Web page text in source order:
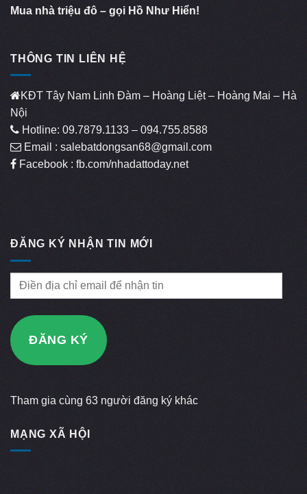
Mua nhà triệu đô – gọi Hồ Như Hiển!
THÔNG TIN LIÊN HỆ
KĐT Tây Nam Linh Đàm – Hoàng Liệt – Hoàng Mai – Hà
Nội
Hotline: 09.7879.1133 – 094.755.8588
Email : salebatdongsan68@gmail.com
Facebook : fb.com/nhadattoday.net
ĐĂNG KÝ NHẬN TIN MỚI
Điền
email
để
nhận
ĐĂNG KÝ
Tham gia cùng 63 người đăng ký khác
MẠNG XÃ HỘI